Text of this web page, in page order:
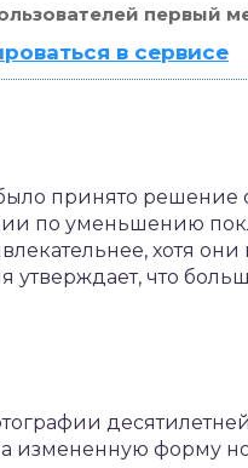
первый
в сервисе
было принято
по уменьшению
хотя они
утверждает, что
измененную форму